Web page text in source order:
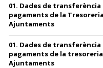
01. Dades de
pagaments de la
Ajuntaments
01. Dades de
pagaments de la
Ajuntaments